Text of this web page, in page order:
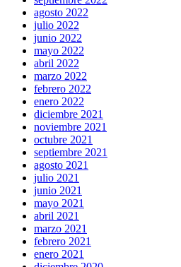
agosto 2022
julio 2022
junio 2022
mayo 2022
abril 2022
marzo 2022
febrero 2022
enero 2022
diciembre 2021
noviembre 2021
octubre 2021
septiembre 2021
agosto 2021
julio 2021
junio 2021
mayo 2021
abril 2021
marzo 2021
febrero 2021
enero 2021